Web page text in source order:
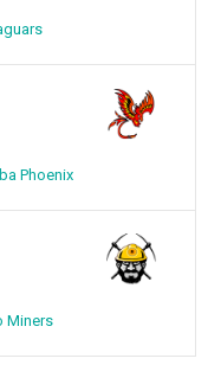
Phoenix
Miners